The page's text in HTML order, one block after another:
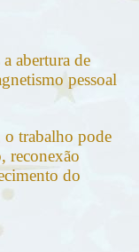
abertura de
pessoal
o trabalho pode
reconexão
do